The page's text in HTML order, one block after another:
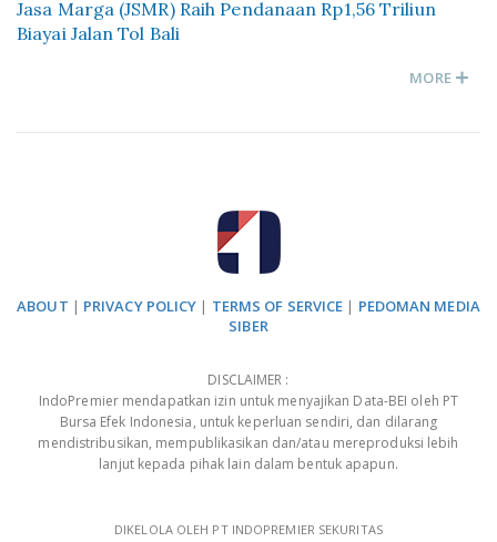
Jasa Marga (JSMR) Raih Pendanaan Rp1,56 Triliun
Biayai Jalan Tol Bali
MORE
ABOUT | PRIVACY POLICY | TERMS OF SERVICE | PEDOMAN MEDIA
SIBER
DISCLAIMER :
IndoPremier mendapatkan izin untuk menyajikan Data-BEI oleh PT
Bursa Efek Indonesia, untuk keperluan sendiri, dan dilarang
mendistribusikan, mempublikasikan dan/atau mereproduksi lebih
lanjut kepada pihak lain dalam bentuk apapun.
DIKELOLA OLEH PT INDOPREMIER SEKURITAS